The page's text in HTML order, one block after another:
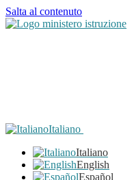
Salta al contenuto
Italiano
Italiano
English
Español